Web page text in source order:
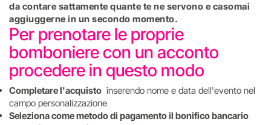
da contare sattamente quante te ne servono e casomai
aggiuggerne in un secondo momento.
Per prenotare le proprie
bomboniere con un acconto
procedere in questo modo
Completare l'acquisto inserendo nome e data dell'evento nel
campo personalizzazione
Seleziona come metodo di pagamento il bonifico bancario